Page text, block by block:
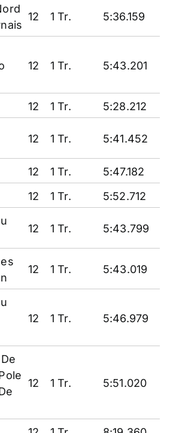
12 1 Tr. 5:36.159
12 1 Tr. 5:43.201
12 1 Tr. 5:28.212
12 1 Tr. 5:41.452
12 1 Tr.
5:47.182
12 1 Tr. 5:52.712
12 1 Tr. 5:43.799
12 1 Tr. 5:43.019
12 1 Tr. 5:46.979
12 1 Tr. 5:51.020